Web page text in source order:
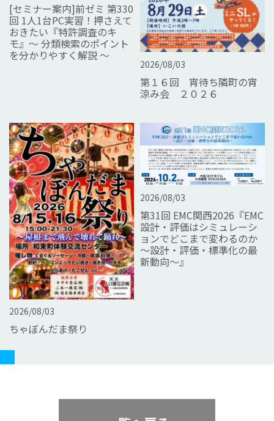
[セミナー案内]前ゼミ 第330
回 1人1台PC実習！押さえて
おきたい『特許調査のキ
モ』～ 分類検索のポイント
を分かりやすく解説 ～
2026/08/03
第１６回 宵待ち隣町の宵
涼み会 ２０２６
2026/08/03
ちゃぼんだま祭り
2026/08/03
第31回 EMC関西2026『EMC
設計・評価はシミュレーシ
ョンでどこまで変わるのか
～設計・評価・標準化の最
新動向～』